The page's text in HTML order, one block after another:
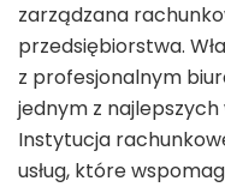
zarządzana
przedsiębiorstwa.
z profesjonalnym
jednym z
Instytucja
usług, które